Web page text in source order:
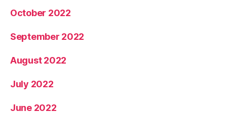
October 2022
September 2022
August 2022
July 2022
June 2022